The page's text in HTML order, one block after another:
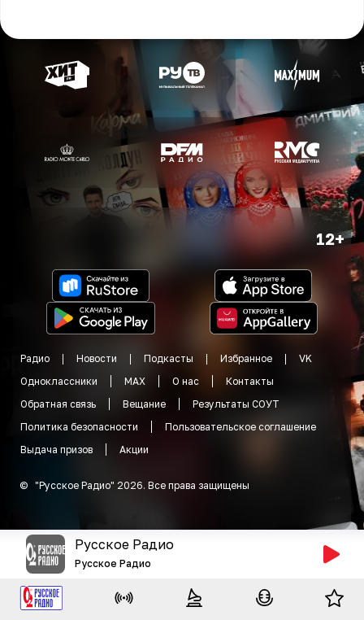
12+
Радио Новости Подкасты Избранное
VK
Одноклассники
MAX О нас
Контакты
Обратная связь
Вещание
Результаты СОУТ
Политика безопасности
Пользовательское соглашение
Выдача призов
Акции
© "Русское Радио" 2026. Все права защищены
Русское Радио
Русское Радио